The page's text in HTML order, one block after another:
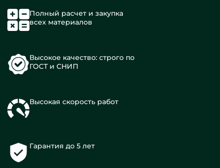
Полный расчет и закупка
всех материалов
Высокое качество: строго по
ГОСТ и СНИП
Высокая скорость работ
Гарантия до 5 лет